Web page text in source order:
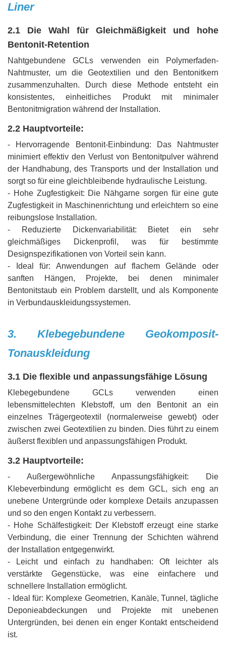
Liner
2.1 Die Wahl für Gleichmäßigkeit und hohe
Bentonit-Retention
Nahtgebundene GCLs verwenden ein Polymerfaden-
Nahtmuster, um die Geotextilien und den Bentonitkern
zusammenzuhalten. Durch diese Methode entsteht ein
konsistentes, einheitliches Produkt mit minimaler
Bentonitmigration während der Installation.
2.2 Hauptvorteile:
- Hervorragende Bentonit-Einbindung: Das Nahtmuster
minimiert effektiv den Verlust von Bentonitpulver während
der Handhabung, des Transports und der Installation und
sorgt so für eine gleichbleibende hydraulische Leistung.
- Hohe Zugfestigkeit: Die Nähgarne sorgen für eine gute
Zugfestigkeit in Maschinenrichtung und erleichtern so eine
reibungslose Installation.
- Reduzierte Dickenvariabilität: Bietet ein sehr
gleichmäßiges Dickenprofil, was für bestimmte
Designspezifikationen von Vorteil sein kann.
- Ideal für: Anwendungen auf flachem Gelände oder
sanften Hängen, Projekte, bei denen minimaler
Bentonitstaub ein Problem darstellt, und als Komponente
in Verbundauskleidungssystemen.
3. Klebegebundene Geokomposit-
Tonauskleidung
3.1 Die flexible und anpassungsfähige Lösung
Klebegebundene GCLs verwenden einen
lebensmittelechten Klebstoff, um den Bentonit an ein
einzelnes Trägergeotextil (normalerweise gewebt) oder
zwischen zwei Geotextilien zu binden. Dies führt zu einem
äußerst flexiblen und anpassungsfähigen Produkt.
3.2 Hauptvorteile:
- Außergewöhnliche Anpassungsfähigkeit: Die
Klebeverbindung ermöglicht es dem GCL, sich eng an
unebene Untergründe oder komplexe Details anzupassen
und so den engen Kontakt zu verbessern.
- Hohe Schälfestigkeit: Der Klebstoff erzeugt eine starke
Verbindung, die einer Trennung der Schichten während
der Installation entgegenwirkt.
- Leicht und einfach zu handhaben: Oft leichter als
verstärkte Gegenstücke, was eine einfachere und
schnellere Installation ermöglicht.
- Ideal für: Komplexe Geometrien, Kanäle, Tunnel, tägliche
Deponieabdeckungen und Projekte mit unebenen
Untergründen, bei denen ein enger Kontakt entscheidend
ist.